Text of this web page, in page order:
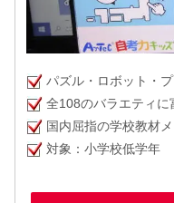
パズル・ロボット・
全108のバラエティに
国内屈指の学校教材
対象：小学校低学年